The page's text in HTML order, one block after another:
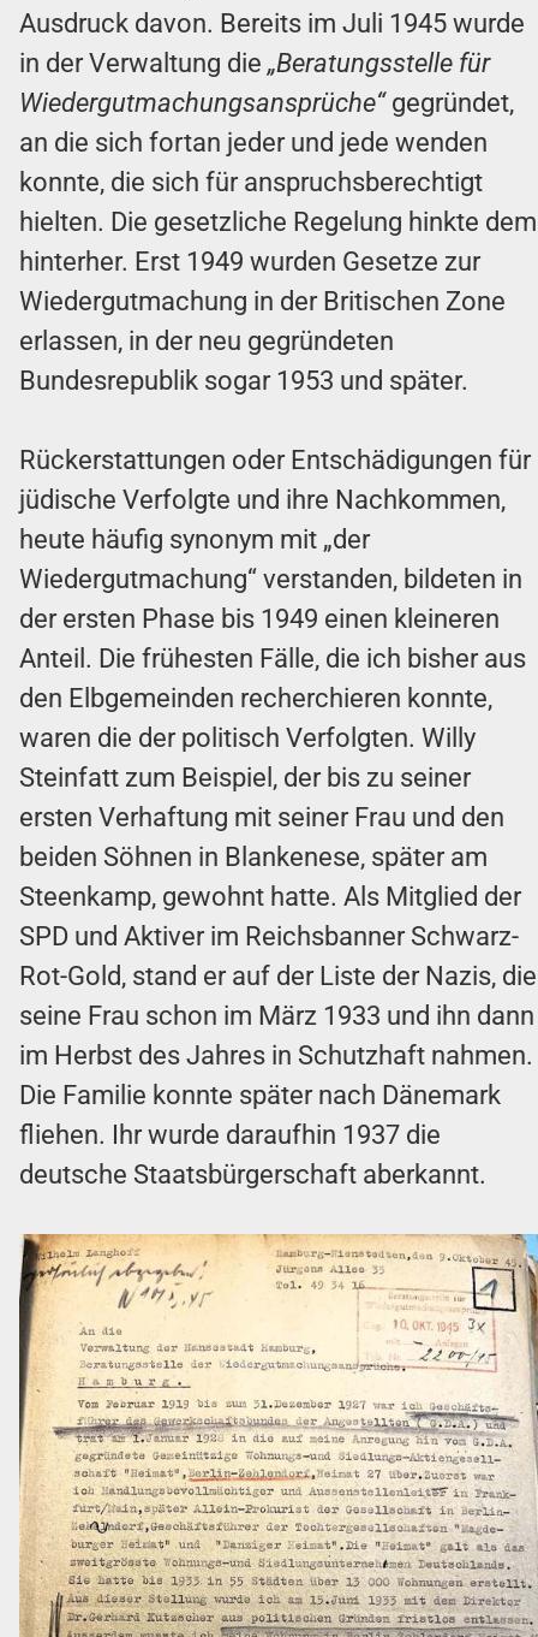
Ausdruck davon. Bereits im Juli 1945 wurde
in der Verwaltung die „Beratungsstelle für
Wiedergutmachungsansprüche“gegründet,
an die sich fortan jeder und jede wenden
konnte, die sich für anspruchsberechtigt
hielten. Die gesetzliche Regelung hinkte dem
hinterher. Erst 1949 wurden Gesetze zur
Wiedergutmachung in der Britischen Zone
erlassen, in der neu gegründeten
Bundesrepublik sogar 1953 und später.
Rückerstattungen oder Entschädigungen für
jüdische Verfolgte und ihre Nachkommen,
heute häufig synonym mit „der
Wiedergutmachung“ verstanden, bildeten in
der ersten Phase bis 1949 einen kleineren
Anteil. Die frühesten Fälle, die ich bisher aus
den Elbgemeinden recherchieren konnte,
waren die der politisch Verfolgten. Willy
Steinfatt zum Beispiel, der bis zu seiner
ersten Verhaftung mit seiner Frau und den
beiden Söhnen in Blankenese, später am
Steenkamp, gewohnt hatte. Als Mitglied der
SPD und Aktiver im Reichsbanner Schwarz-
Rot-Gold, stand er auf der Liste der Nazis, die
seine Frau schon im März 1933 und ihn dann
im Herbst des Jahres in Schutzhaft nahmen.
Die Familie konnte später nach Dänemark
fliehen. Ihr wurde daraufhin 1937 die
deutsche Staatsbürgerschaft aberkannt.